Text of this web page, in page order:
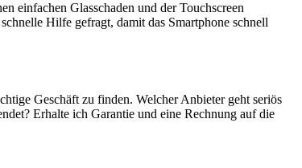
einfachen Glasschaden und der Touchscreen
Hilfe gefragt, damit das Smartphone schnell
Geschäft zu finden. Welcher Anbieter geht seriös
Erhalte ich Garantie und eine Rechnung auf die